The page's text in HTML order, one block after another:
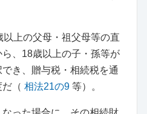
上の父母・祖父母等の直
、18歳以上の子・孫等が
き、贈与税・相続税を通
（ 相法21の9 等）。